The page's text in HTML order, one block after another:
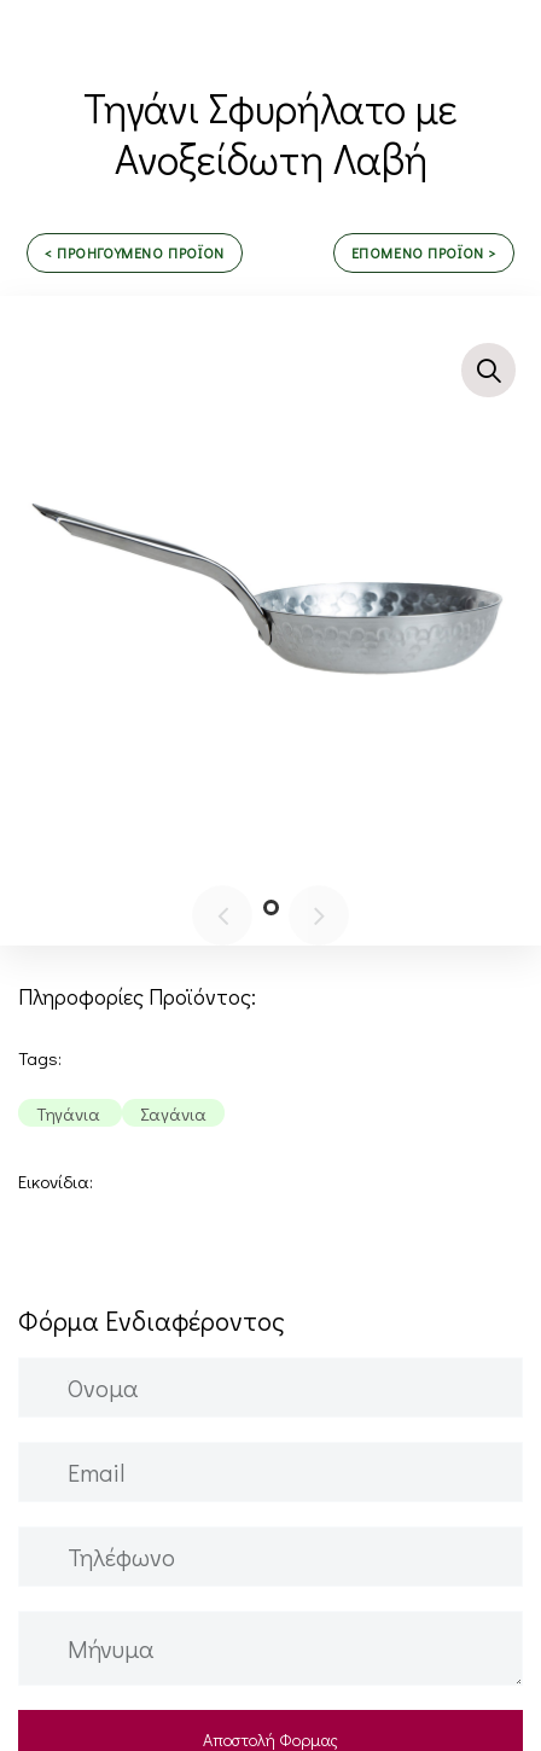
Τηγάνι Σφυρήλατο με
Ανοξείδωτη Λαβή
< ΠΡΟΗΓΟΥΜΕΝΟ ΠΡΟΪΟΝ ΕΠΟΜΕΝΟ ΠΡΟΪΟΝ >
Πληροφορίες Προϊόντος:
Tags:
Τηγάνια Σαγάνια
Εικονίδια:
Φόρμα Ενδιαφέροντος